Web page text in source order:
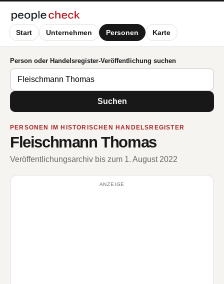
Start Unternehmen Personen Karte
Person oder Handelsregister-Veröffentlichung suchen
Suchen
PERSONEN IM HISTORISCHEN HANDELSREGISTER
Fleischmann Thomas
Veröffentlichungsarchiv bis zum 1. August 2022
ANZEIGE